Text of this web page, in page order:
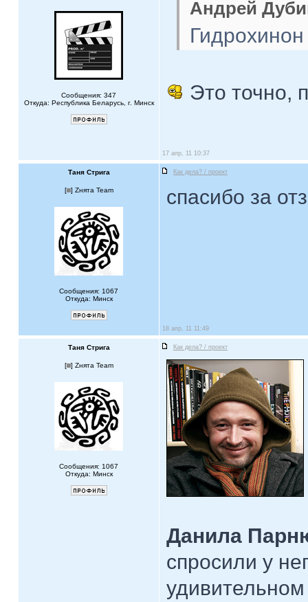
Сообщения: 347
Откуда: Республика Беларусь, г. Минск
Андрей
Это точно,
17 апр, 11 10:37
Таня Стрига Как дела? / проект
[ ] Zнята Team
Сообщения: 1067
Откуда: Минск
спасибо за
18 апр, 11 11:49
Таня Стрига Как дела? / проект
[ ] Zнята Team
Сообщения: 1067
Откуда: Минск
Данила
спросили у